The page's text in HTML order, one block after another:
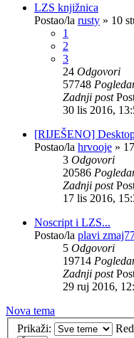
LZS knjižnica
Postao/la rusty » 10
1
2
3
24 Odgovori
57748
Zadnji post
30 lis 2016,
[RIJEŠENO]
Postao/la hrvooje »
3 Odgovori
20586
Zadnji post
17 lis 2016,
Noscript i LZS...
Postao/la plavi
5 Odgovori
19714
Zadnji post
29 ruj 2016,
Nova tema
Prikaži: